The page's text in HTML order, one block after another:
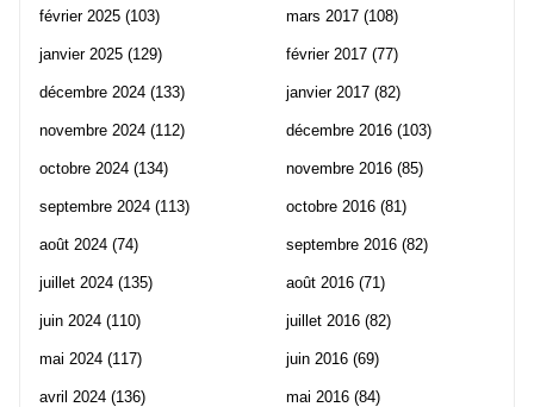
février 2025 (103)
janvier 2025 (129)
décembre 2024 (133)
novembre 2024 (112)
octobre 2024 (134)
septembre 2024 (113)
août 2024 (74)
juillet 2024 (135)
juin 2024 (110)
mai 2024 (117)
avril 2024 (136)
mars 2017 (108)
février 2017 (77)
janvier 2017 (82)
décembre 2016 (103)
novembre 2016 (85)
octobre 2016 (81)
septembre 2016 (82)
août 2016 (71)
juillet 2016 (82)
juin 2016 (69)
mai 2016 (84)